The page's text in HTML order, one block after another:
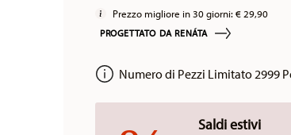
Prezzo migliore in 30 giorni:€ 29,90
PROGETTATO DA RENÁTA
Numero di Pezzi Limitato 2999
Saldi estivi